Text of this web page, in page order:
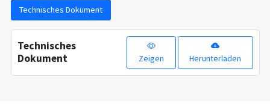
Technisches Dokument
Technisches
Dokument
Zeigen Herunterladen